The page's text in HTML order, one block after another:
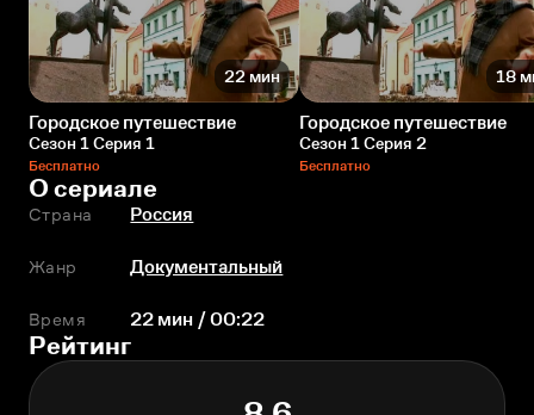
22 мин
Городское путешествие
Сезон 1 Серия 1
Бесплатно
18
Городское путешествие
Сезон 1 Серия 2
Бесплатно
О сериале
Страна Россия
Жанр Документальный
Время 22 мин / 00:22
Рейтинг